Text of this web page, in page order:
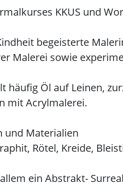
KKUS und
begeisterte
Malerei sowie
häufig Öl auf Leinen,
mit Acrylmalerei.
und Materialien
Rötel, Kreide,
ein Abstrakt-